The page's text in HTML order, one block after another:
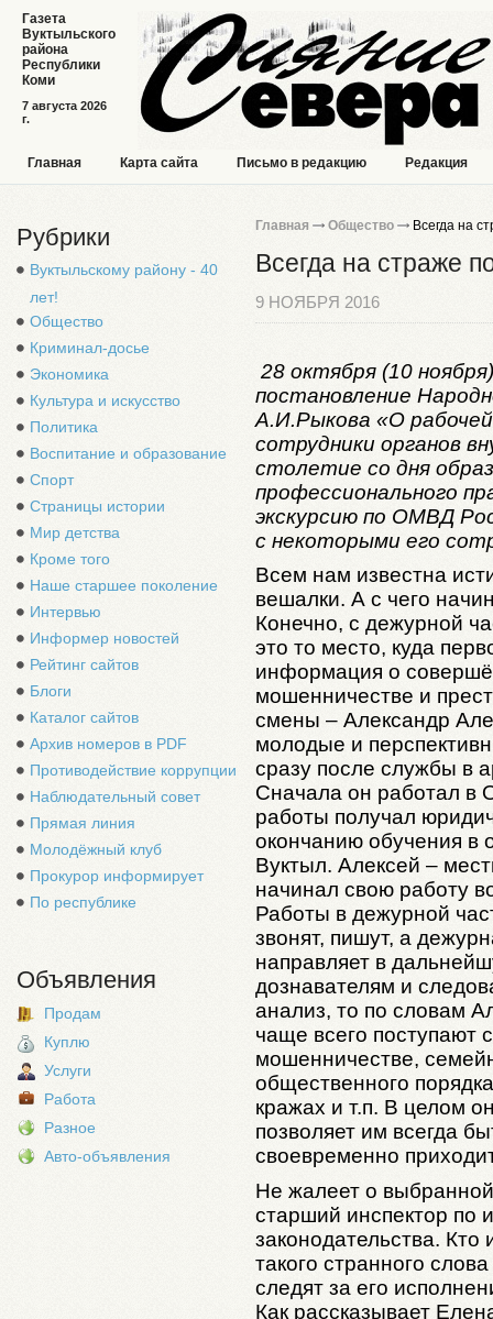
7 августа 2026
г.
Газета
Вуктыльского
района
Республики
Коми
Главная Карта сайта Письмо в редакцию Редакция
Рубрики
Вуктыльскому району - 40
лет!
Общество
Криминал-досье
Экономика
Культура и искусство
Политика
Воспитание и образование
Спорт
Страницы истории
Мир детства
Кроме того
Наше старшее поколение
Интервью
Информер новостей
Рейтинг сайтов
Блоги
Каталог сайтов
Архив номеров в PDF
Противодействие коррупции
Наблюдательный совет
Прямая линия
Молодёжный клуб
Прокурор информирует
По республике
Объявления
Продам
Куплю
Услуги
Работа
Разное
Авто-объявления
Главная Общество Всегда на
Всегда на страже
9 НОЯБРЯ 2016
28 октября (10
постановление
А.И.Рыкова «О
сотрудники органов
столетие со дня
профессионального
экскурсию по ОМВД
с некоторыми его
Всем нам известна
вешалки. А с чего
Конечно, с дежурной
это то место, куда
информация о
мошенничестве и
смены – Александр
молодые и
сразу после службы в
Сначала он работал в
работы получал
окончанию обучения в
Вуктыл. Алексей –
начинал свою работу
Работы в дежурной
звонят, пишут, а
направляет в
дознавателям и
анализ, то по словам
чаще всего поступают
мошенничестве,
общественного
кражах и т.п. В целом
позволяет им всегда
своевременно
Не жалеет о
старший инспектор по
законодательства.
такого странного
следят за его
Как рассказывает